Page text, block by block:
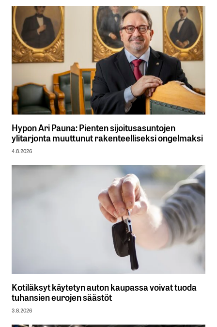
Hypon Ari Pauna: Pienten sijoitusasuntojen
ylitarjonta muuttunut rakenteelliseksi ongelmaksi
4.8.2026
Kotiläksyt käytetyn auton kaupassa voivat tuoda
tuhansien eurojen säästöt
3.8.2026